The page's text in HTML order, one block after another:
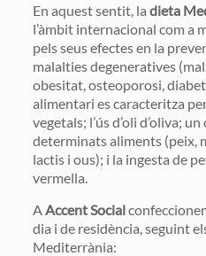
En aquest sentit, la dieta
l’àmbit internacional com a
pels seus efectes en la
malalties degeneratives
obesitat, osteoporosi,
alimentari es caracteritza
vegetals; l’ús d’oli d’oliva;
determinats aliments (peix,
lactis i ous); i la ingesta de
vermella.
A Accent Social
dia i de residència, seguint
Mediterrània: